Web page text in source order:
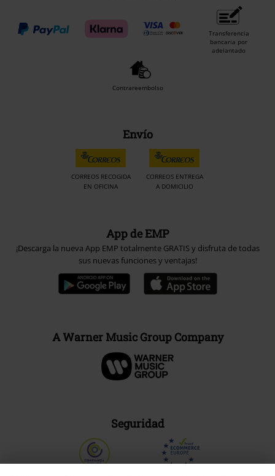
Transferencia
bancaria por
adelantado
Contrareembolso
Envío
CORREOS RECOGIDA
EN OFICINA
CORREOS ENTREGA
A DOMICILIO
App de EMP
¡Descarga la nueva App EMP totalmente GRATIS y disfruta de todas
sus nuevas funciones y ventajas!
A Warner Music Group Company
Seguridad